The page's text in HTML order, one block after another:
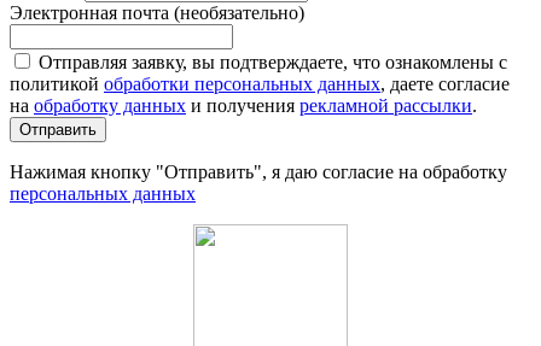
Электронная почта (необязательно)
Отправляя заявку, вы подтверждаете, что ознакомлены с
политикой обработки персональных данных, даете согласие
на обработку данных и получения рекламной рассылки.
Отправить
Нажимая кнопку "Отправить", я даю согласие на обработку
персональных данных